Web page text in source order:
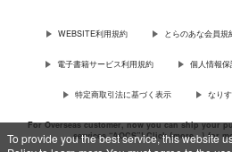
To provide you the best service, this website
WEBSITE利用規約 とらのあな会員規
電子書籍サービス利用規約 個人情報保
特定商取引法に基づく表示 なり
For Overseas customer, now you can ship your
services “AOCS”! Click {more…} for